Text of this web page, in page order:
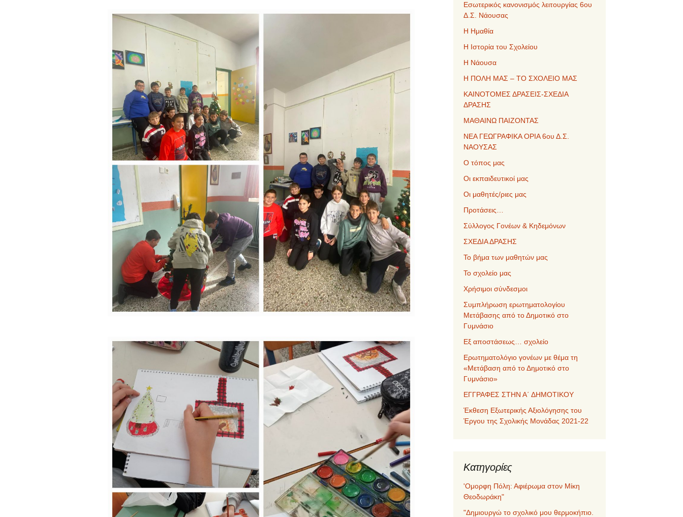
Εσωτερικός κανονισμός λειτουργίας 6ου
Δ.Σ. Νάουσας
Η Ημαθία
Η Ιστορία του Σχολείου
Η Νάουσα
Η ΠΟΛΗ ΜΑΣ – ΤΟ ΣΧΟΛΕΙΟ ΜΑΣ
ΚΑΙΝΟΤΟΜΕΣ ΔΡΑΣΕΙΣ-ΣΧΕΔΙΑ
ΔΡΑΣΗΣ
ΜΑΘΑΙΝΩ ΠΑΙΖΟΝΤΑΣ
ΝΕΑ ΓΕΩΓΡΑΦΙΚΑ ΟΡΙΑ 6ου Δ.Σ.
ΝΑΟΥΣΑΣ
Ο τόπος μας
Οι εκπαιδευτικοί μας
Οι μαθητές/ριες μας
Προτάσεις…
Σύλλογος Γονέων & Κηδεμόνων
ΣΧΕΔΙΑ ΔΡΑΣΗΣ
Το βήμα των μαθητών μας
Το σχολείο μας
Χρήσιμοι σύνδεσμοι
Συμπλήρωση ερωτηματολογίου
Μετάβασης από το Δημοτικό στο
Γυμνάσιο
Εξ αποστάσεως… σχολείο
Ερωτηματολόγιο γονέων με θέμα τη
«Μετάβαση από το Δημοτικό στο
Γυμνάσιο»
ΕΓΓΡΑΦΕΣ ΣΤΗΝ Α΄ ΔΗΜΟΤΙΚΟΥ
Έκθεση Εξωτερικής Αξιολόγησης του
Έργου της Σχολικής Μονάδας 2021-22
Kατηγορίες
'Ομορφη Πόλη: Αφιέρωμα στον Μίκη
Θεοδωράκη"
"Δημιουργώ το σχολικό μου θερμοκήπιο.